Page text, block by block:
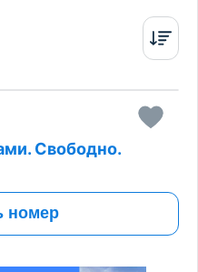
Свободно.
номер